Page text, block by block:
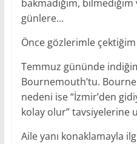
bakmadığım,
günlere…
Önce gözlerimle
Temmuz gününde
Bournemouth’tu.
nedeni ise “İzmir’den
kolay olur” tavsiyelerine
Aile yanı konaklamayla